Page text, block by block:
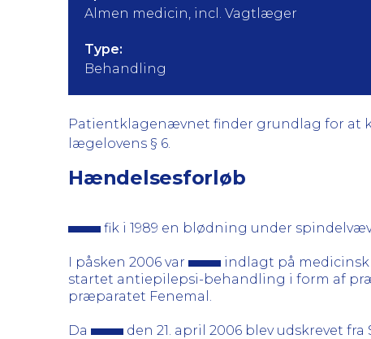
Almen medicin, incl. Vagtlæger
Type:
Behandling
Patientklagenævnet finder grundlag for at
lægelovens § 6.
Hændelsesforløb
fik i 1989 en blødning under
I påsken 2006 var
indlagt på medicinsk
startet antiepilepsi-behandling i form af
præparatet Fenemal.
Da den 21. april 2006 blev udskrevet